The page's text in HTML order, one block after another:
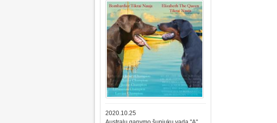
2020.10.25